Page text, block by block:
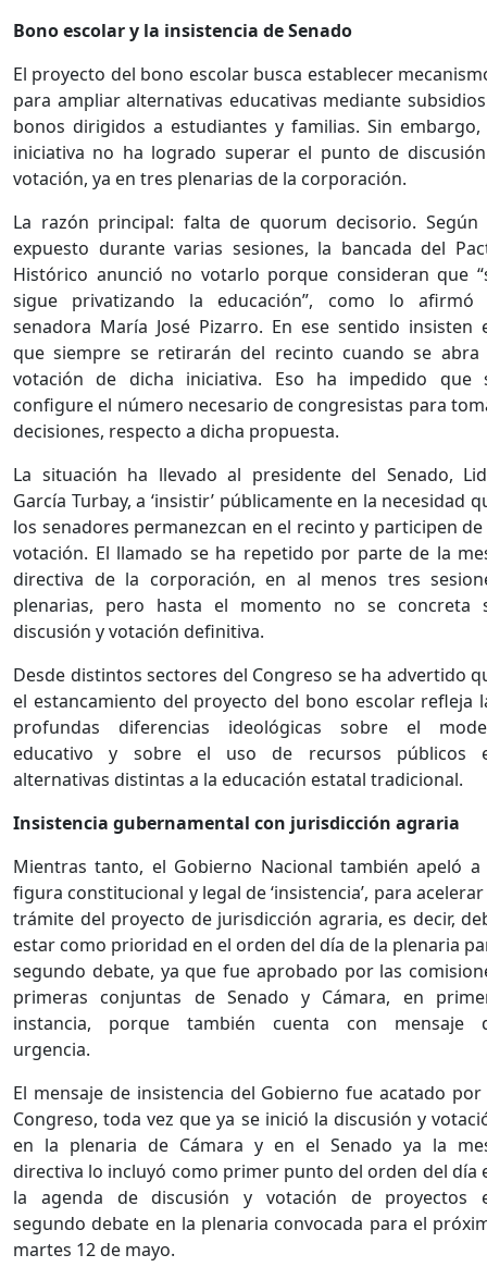
Bono escolar y la insistencia de Senado
El proyecto del bono escolar busca establecer
para ampliar alternativas educativas mediante
bonos dirigidos a estudiantes y familias. Sin embargo,
iniciativa no ha logrado superar el punto de
votación, ya en tres plenarias de la corporación.
La razón principal: falta de quorum decisorio. Según
expuesto durante varias sesiones, la bancada del
Histórico anunció no votarlo porque consideran que
sigue privatizando la educación”, como lo afirmó
senadora María José Pizarro. En ese sentido insisten
que siempre se retirarán del recinto cuando se abra
votación de dicha iniciativa. Eso ha impedido que
configure el número necesario de congresistas para
decisiones, respecto a dicha propuesta.
La situación ha llevado al presidente del Senado,
García Turbay, a ‘insistir’ públicamente en la necesidad
los senadores permanezcan en el recinto y participen de
votación. El llamado se ha repetido por parte de la
directiva de la corporación, en al menos tres
plenarias, pero hasta el momento no se concreta
discusión y votación definitiva.
Desde distintos sectores del Congreso se ha advertido
el estancamiento del proyecto del bono escolar refleja
profundas diferencias ideológicas sobre el
educativo y sobre el uso de recursos públicos
alternativas distintas a la educación estatal tradicional.
Insistencia gubernamental con jurisdicción agraria
Mientras tanto, el Gobierno Nacional también apeló a
figura constitucional y legal de ‘insistencia’, para
trámite del proyecto de jurisdicción agraria, es decir,
estar como prioridad en el orden del día de la plenaria
segundo debate, ya que fue aprobado por las
primeras conjuntas de Senado y Cámara, en
instancia, porque también cuenta con mensaje
urgencia.
El mensaje de insistencia del Gobierno fue acatado por
Congreso, toda vez que ya se inició la discusión y
en la plenaria de Cámara y en el Senado ya la
directiva lo incluyó como primer punto del orden del día
la agenda de discusión y votación de proyectos
segundo debate en la plenaria convocada para el
martes 12 de mayo.